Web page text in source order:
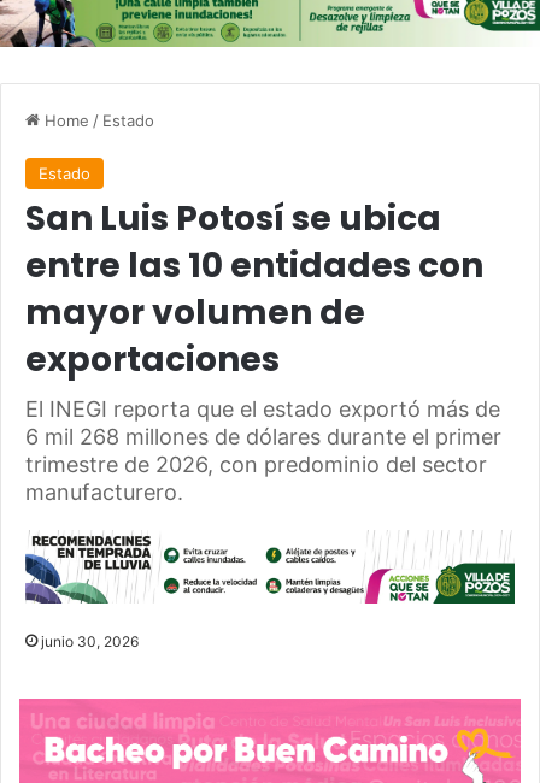
Home / Estado
Estado
San Luis Potosí se ubica
entre las 10 entidades con
mayor volumen de
exportaciones
El INEGI reporta que el estado exportó más de
6 mil 268 millones de dólares durante el primer
trimestre de 2026, con predominio del sector
manufacturero.
junio 30, 2026